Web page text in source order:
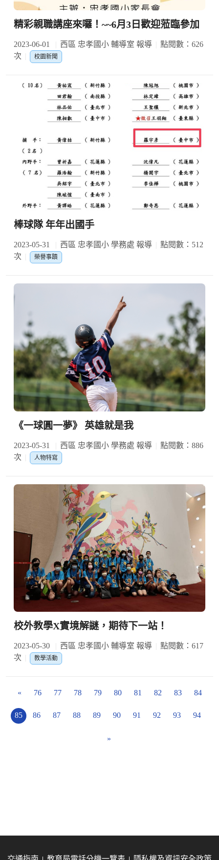
精彩親職講座來囉！~~6月3日歡迎蒞臨參加
2023-06-01 西區 忠孝國小 輔導室 報導
點閱數：626
次
校園新聞
棒球隊 年年出國手
2023-05-31 西區 忠孝國小 學務處 報導
點閱數：512
次
榮譽事蹟
《一球圓一夢》 英雄就是我
2023-05-31 西區 忠孝國小 學務處 報導
點閱數：886
次
人物特寫
校外教學X實境解謎，期待下一站！
2023-05-30 西區 忠孝國小 輔導室 報導
點閱數：617
次
教學活動
« 76 77 78 79 80 81 82 83 84
85 86 87 88 89 90 91 92 93 94
»